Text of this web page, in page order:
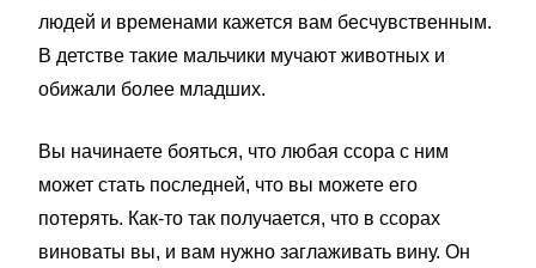
людей и временами кажется вам бесчувственным.
В детстве такие мальчики мучают животных и
обижали более младших.
Вы начинаете бояться, что любая ссора с ним
может стать последней, что вы можете его
потерять. Как-то так получается, что в ссорах
виноваты вы, и вам нужно заглаживать вину. Он